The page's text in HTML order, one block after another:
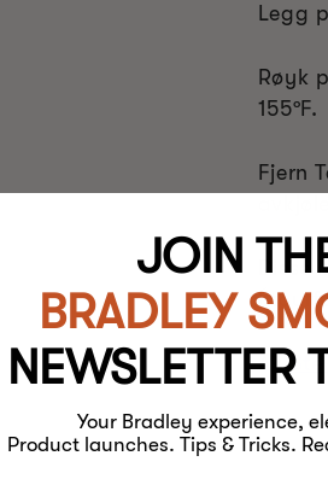
Legg
Røyk
155ºF.
Fjern
Av
JOIN
BRADLEY
NEWSLETTER
Your Bradley experience,
Product launches. Tips & Tricks.